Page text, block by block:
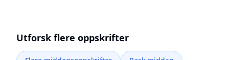
Utforsk flere oppskrifter